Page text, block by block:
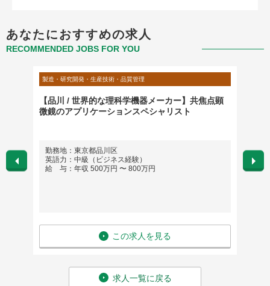
あなたにおすすめの求人
RECOMMENDED JOBS FOR YOU
製造・研究開発・生産技術・品質管理
【品川 / 世界的な理科学機器メーカー】共焦点顕
微鏡のアプリケーションスペシャリスト
勤務地：東京都品川区
英語力：中級（ビジネス経験）
給 与：年収 500万円 〜 800万円
この求人を見る
勤務
英語
給
求人一覧に戻る